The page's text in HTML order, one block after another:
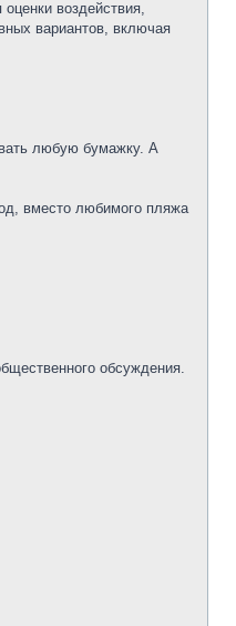
воздействия,
вариантов, включая
любую бумажку. А
вместо любимого пляжа
обсуждения.